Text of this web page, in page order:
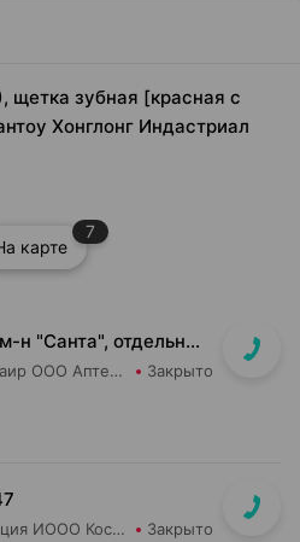
щетка зубная [красная с
Хонглонг Индастриал
карте
7
ул. Водолажского, д. 6 (м-н "Санта", отдельный вход с улицы)
Планета Здоровья Доктор Таир ООО Аптека №17 Закрыто
Планета Здоровья АБФармация ИООО Косметический магазин №4 Закрыто